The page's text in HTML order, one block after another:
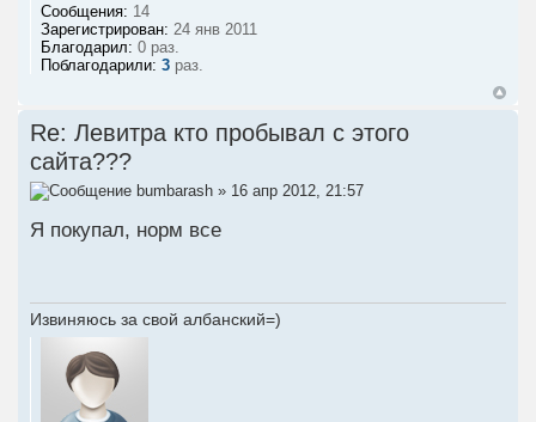
Сообщения: 14
Зарегистрирован: 24 янв 2011
Благодарил: 0 раз.
Поблагодарили: 3 раз.
Re: Левитра кто пробывал с этого
сайта???
bumbarash » 16 апр 2012, 21:57
Я покупал, норм все
Извиняюсь за свой албанский=)